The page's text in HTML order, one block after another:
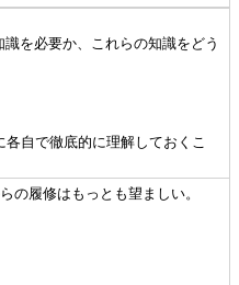
を必要か、これらの知識をどう
自で徹底的に理解しておくこ
の履修はもっとも望ましい。